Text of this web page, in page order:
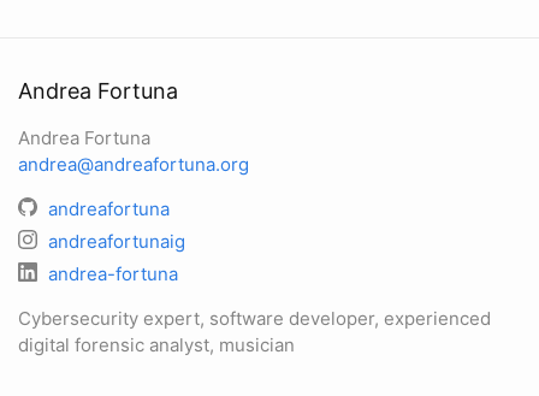
Andrea Fortuna
Andrea Fortuna
andrea@andreafortuna.org
andreafortuna
andreafortunaig
andrea-fortuna
Cybersecurity expert, software developer, experienced
digital forensic analyst, musician